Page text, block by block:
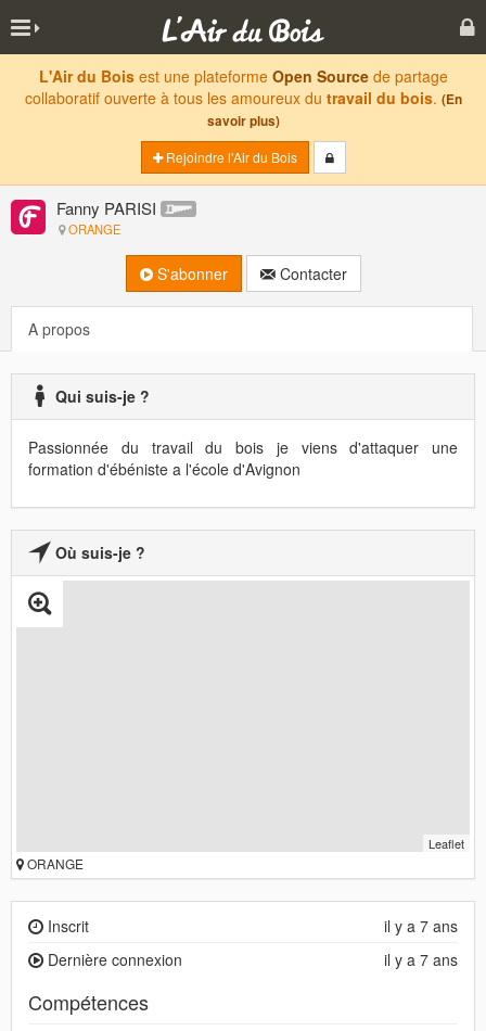
L'Air du Boisest une plateforme Open Sourcede partage
collaboratif ouverte à tous les amoureux du travail du bois. (En
savoir plus)
Rejoindre l'Air du Bois
Fanny PARISI
ORANGE
S'abonner Contacter
A propos
Qui suis-je ?
Passionnée du travail du bois je viens d'attaquer une
formation d'ébéniste a l'école d'Avignon
Où suis-je ?
Leaflet
ORANGE
il y a 7 ans
Inscrit
il y a 7 ans
Dernière connexion
Compétences